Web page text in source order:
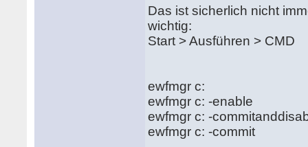
Das ist sicherlich nicht
wichtig:
Start > Ausführen > CMD
ewfmgr c: zeigt
ewfmgr c: -enable
ewfmgr c: -
ewfmgr c: -commit